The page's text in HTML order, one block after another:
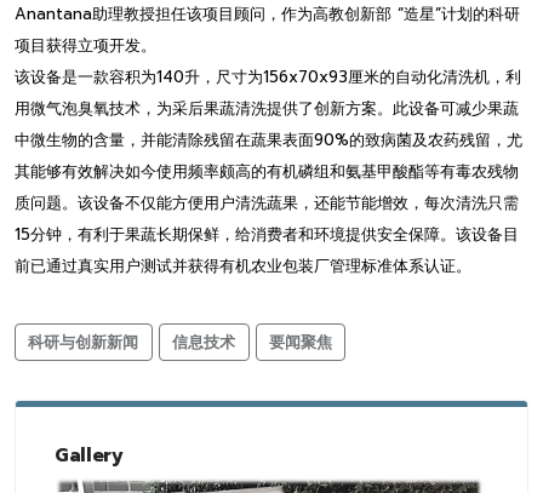
Anantana助理教授担任该项目顾问，作为高教创新部 “造星”计划的科研
项目获得立项开发。
该设备是一款容积为140升，尺寸为156x70x93厘米的自动化清洗机，利
用微气泡臭氧技术，为采后果蔬清洗提供了创新方案。此设备可减少果蔬
中微生物的含量，并能清除残留在蔬果表面90%的致病菌及农药残留，尤
其能够有效解决如今使用频率颇高的有机磷组和氨基甲酸酯等有毒农残物
质问题。该设备不仅能方便用户清洗蔬果，还能节能增效，每次清洗只需
15分钟，有利于果蔬长期保鲜，给消费者和环境提供安全保障。该设备目
前已通过真实用户测试并获得有机农业包装厂管理标准体系认证。
科研与创新新闻 信息技术 要闻聚焦
Gallery